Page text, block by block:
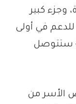
وجزء كبير
في أولى
ستتوصل
الأسر من